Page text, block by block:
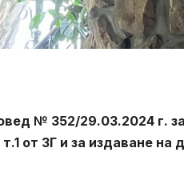
№ 352/29.03.2024 г.
т.1 от ЗГ и за издаване